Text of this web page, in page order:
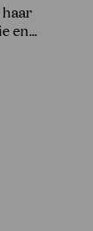
en
gingen